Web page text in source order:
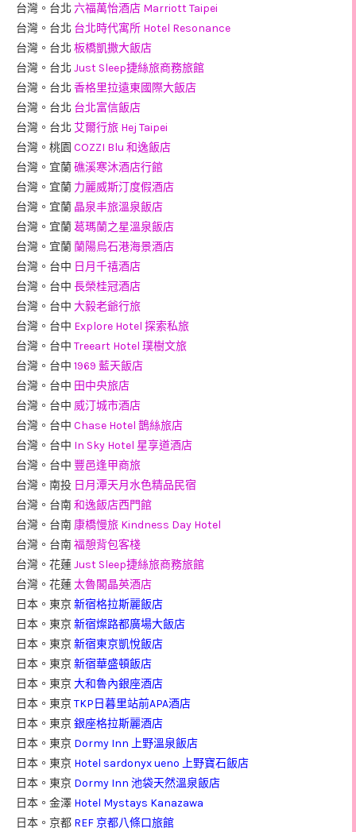
台灣。台北 六福萬怡酒店 Marriott Taipei
台灣。台北 台北時代寓所 Hotel Resonance
台灣。台北 板橋凱撒大飯店
台灣。台北 Just Sleep捷絲旅商務旅館
台灣。台北 香格里拉遠東國際大飯店
台灣。台北 台北富信飯店
台灣。台北 艾爾行旅 Hej Taipei
台灣。桃園 COZZI Blu 和逸飯店
台灣。宜蘭礁溪寒沐酒店行館
台灣。宜蘭 力麗威斯汀度假酒店
台灣。宜蘭 晶泉丰旅溫泉飯店
台灣。宜蘭葛瑪蘭之星溫泉飯店
台灣。宜蘭蘭陽烏石港海景酒店
台灣。台中 日月千禧酒店
台灣。台中 長榮桂冠酒店
台灣。台中 大毅老爺行旅
台灣。台中 Explore Hotel 探索私旅
台灣。台中 Treeart Hotel 璞樹文旅
台灣。台中 1969 藍天飯店
台灣。台中 田中央旅店
台灣。台中 威汀城市酒店
台灣。台中 Chase Hotel 鵲絲旅店
台灣。台中 In Sky Hotel 星享道酒店
台灣。台中 豐邑逢甲商旅
台灣。南投 日月潭天月水色精品民宿
台灣。台南和逸飯店西門館
台灣。台南 康橋慢旅 Kindness Day Hotel
台灣。台南福憩背包客棧
台灣。花蓮Just Sleep捷絲旅商務旅館
台灣。花蓮太魯閣晶英酒店
日本。東京新宿格拉斯麗飯店
日本。東京新宿燦路都廣場大飯店
日本。東京新宿東京凱悅飯店
日本。東京新宿華盛頓飯店
日本。東京大和魯內銀座酒店
日本。東京TKP日暮里站前APA酒店
日本。東京銀座格拉斯麗酒店
日本。東京 Dormy Inn 上野溫泉飯店
日本。東京 Hotel sardonyx ueno 上野寶石飯店
日本。東京 Dormy Inn 池袋天然溫泉飯店
日本。金澤 Hotel Mystays Kanazawa
日本。京都 REF 京都八條口旅館